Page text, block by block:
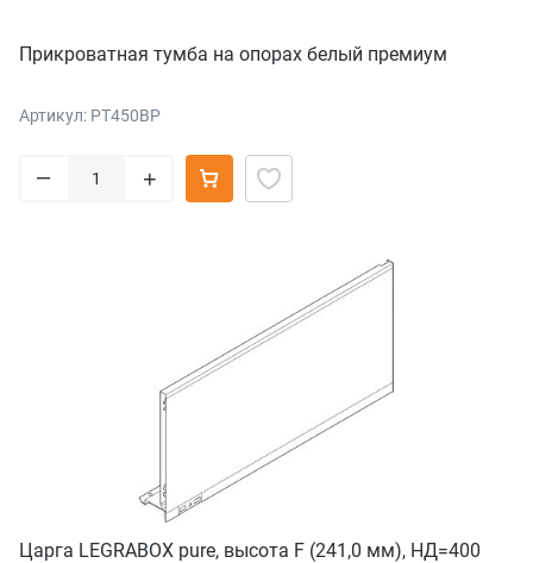
Прикроватная тумба на опорах белый премиум
Артикул: PT450BP
– +
Царга LEGRABOX pure, высота F (241,0 мм), НД=400